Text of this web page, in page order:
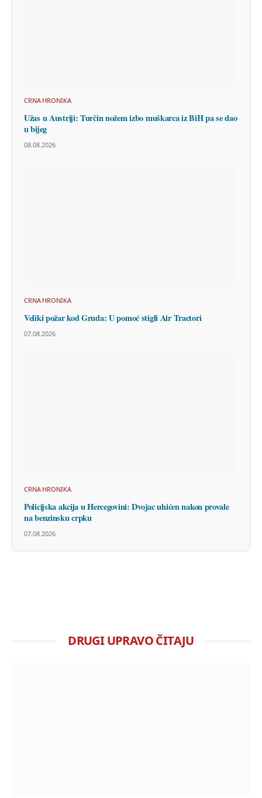
CRNA HRONIKA
Užas u Austriji: Turčin nožem izbo muškarca iz BiH pa se dao
u bijeg
08.08.2026
CRNA HRONIKA
Veliki požar kod Gruda: U pomoć stigli Air Tractori
07.08.2026
CRNA HRONIKA
Policijska akcija u Hercegovini: Dvojac uhićen nakon provale
na benzinsku crpku
07.08.2026
DRUGI UPRAVO ČITAJU